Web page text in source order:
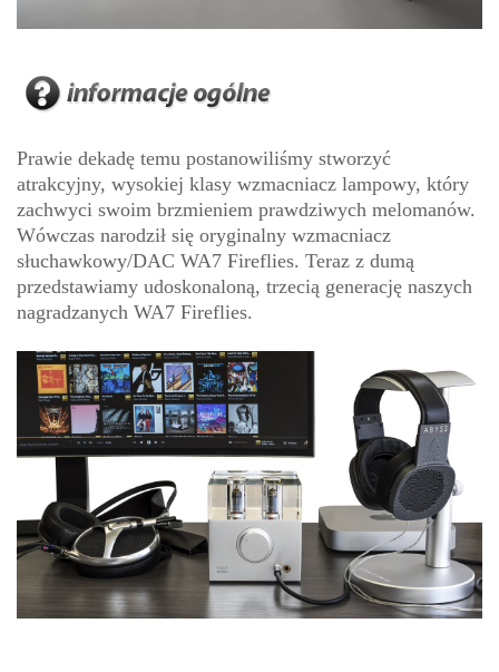
Prawie dekadę temu postanowiliśmy stworzyć
atrakcyjny, wysokiej klasy wzmacniacz lampowy, który
zachwyci swoim brzmieniem prawdziwych melomanów.
Wówczas narodził się oryginalny wzmacniacz
słuchawkowy/DAC WA7 Fireflies. Teraz z dumą
przedstawiamy udoskonaloną, trzecią generację naszych
nagradzanych WA7 Fireflies.